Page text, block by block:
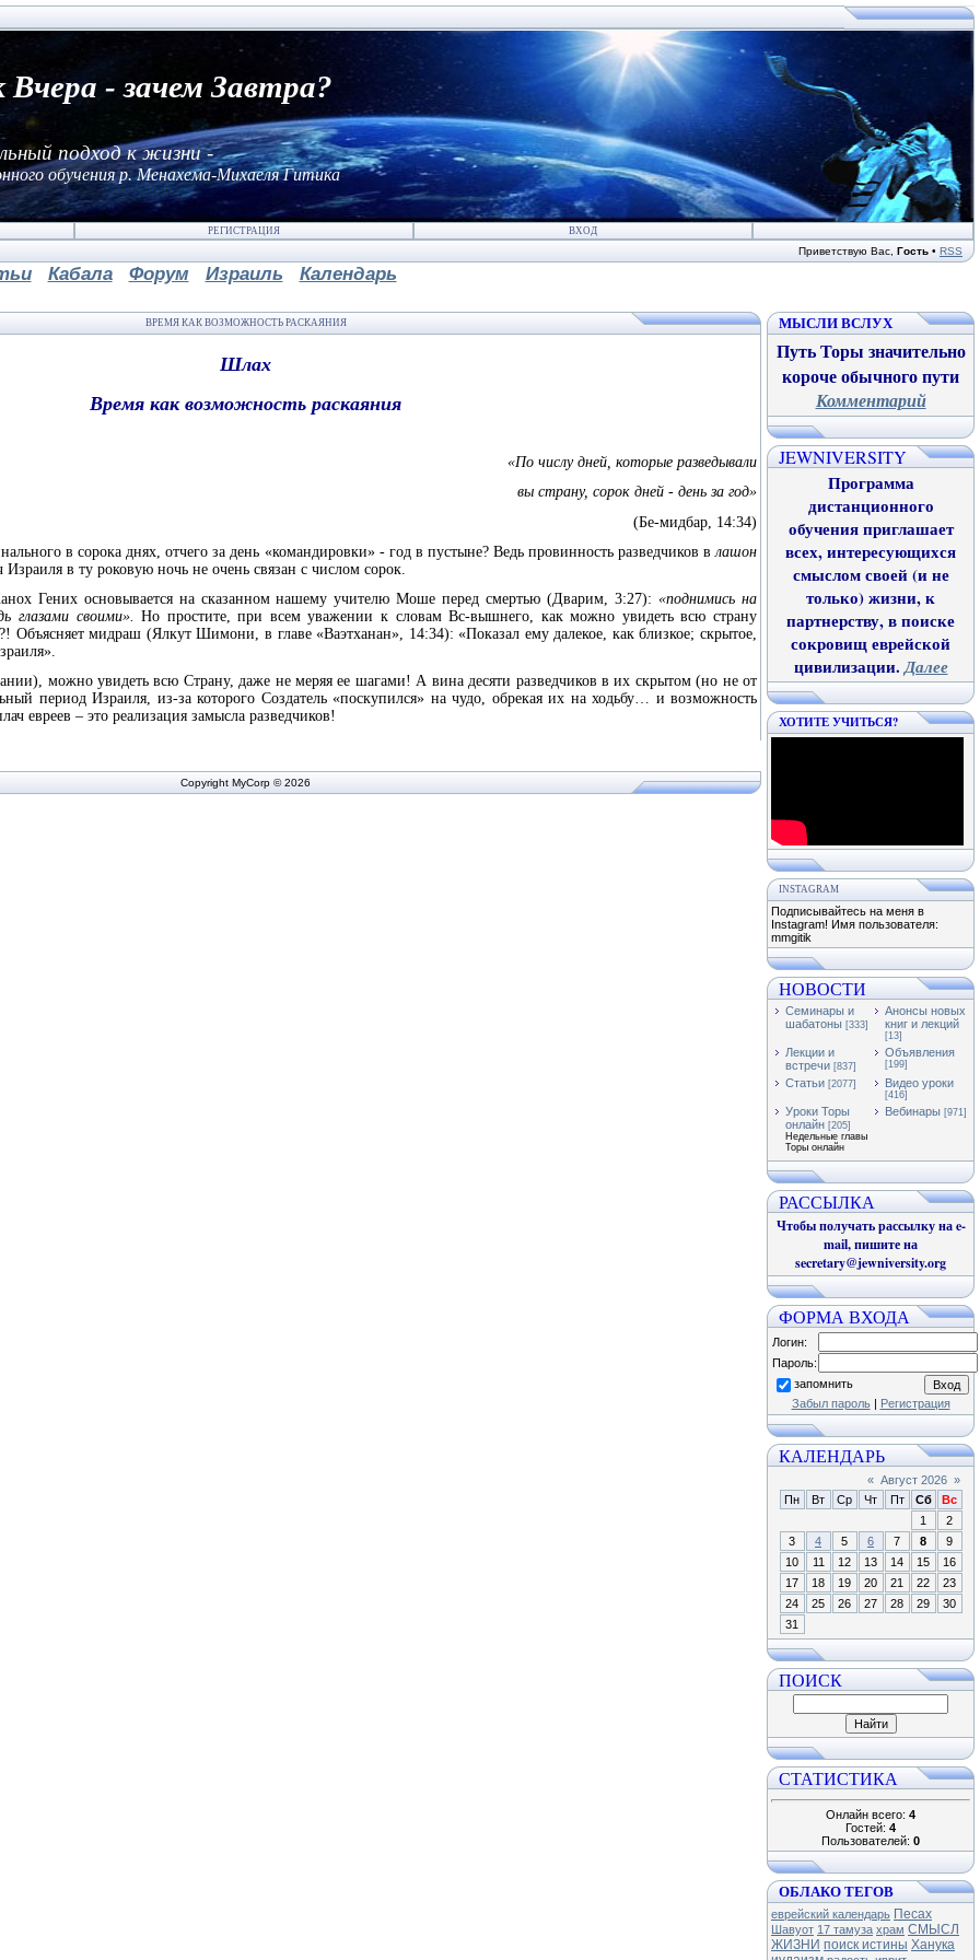
Вчера - зачем Завтра?
подход к жизни -
обучения р. Менахема-Михаеля Гитика
РЕГИСТРАЦИЯ ВХОД
Приветствую Вас Гость • RSS
Кабала Форум Израиль Календарь
ВРЕМЯ КАК ВОЗМОЖНОСТЬ РАСКАЯНИЯ
Шлах
Время как возможность раскаяния
«По числу дней, которые разведывали
вы страну, сорок дней - день за год»
(Бе-мидбар, 14:34)
в сорока днях, отчего за день «командировки» - год в пустыне? Ведь провинность разведчиков влашон
в ту роковую ночь не очень связан с числом сорок.
Гених основывается на сказанном нашему учителю Моше перед смертью (Дварим, 3:27):«поднимись на
глазами своими».Но простите, при всем уважении к словам Вс-вышнего, как можно увидеть всю страну
Объясняет мидраш (Ялкут Шимони, в главе «Ваэтханан», 14:34): «Показал ему далекое, как близкое; скрытое,
можно увидеть всю Страну, даже не меряя ее шагами! А вина десяти разведчиков в их скрытом (но не от
период Израиля, из-за которого Создатель «поскупился» на чудо, обрекая их на ходьбу… и возможность
евреев – это реализация замысла разведчиков!
Copyright MyCorp © 2026
МЫСЛИ ВСЛУХ
Путь Торы значительно
короче обычного пути
Комментарий
JEWNIVERSITY
Программа
дистанционного
обучения приглашает
всех, интересующихся
смыслом своей (и не
только) жизни, к
партнерству, в поиске
сокровищ еврейской
цивилизации.Далее
ХОТИТЕ УЧИТЬСЯ?
INSTAGRAM
Подписывайтесь на меня в
Instagram! Имя пользователя:
mmgitik
НОВОСТИ
Семинары и
шабатоны [333]
Анонсы новых
книг и лекций
[13]
Лекции и
встречи [837]
Объявления
[199]
Статьи [2077] Видео уроки
[416]
Уроки Торы
онлайн [205]
Недельные главы
Торы онлайн
Вебинары [971]
РАССЫЛКА
Чтобы получать рассылку на e-
mail, пишите на
secretary@jewniversity.org
ФОРМА ВХОДА
Логин:
Пароль:
запомнить
Забыл пароль| Регистрация
КАЛЕНДАРЬ
« Август 2026 »
Пн
Вт Ср Чт Пт Сб
Вс
1
2
3
4 5 6 7 8
9
10
11 12 13 14 15
16
17
18 19 20 21 22
23
24
25 26 27 28 29
30
31
ПОИСК
СТАТИСТИКА
Онлайн всего: 4
Гостей: 4
Пользователей: 0
ОБЛАКО ТЕГОВ
еврейский календарь Песах
Шавуот 17 тамуза храм СМЫСЛ
ЖИЗНИ поиск истины Ханука